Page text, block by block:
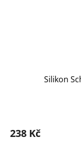
Silikon
238 Kč